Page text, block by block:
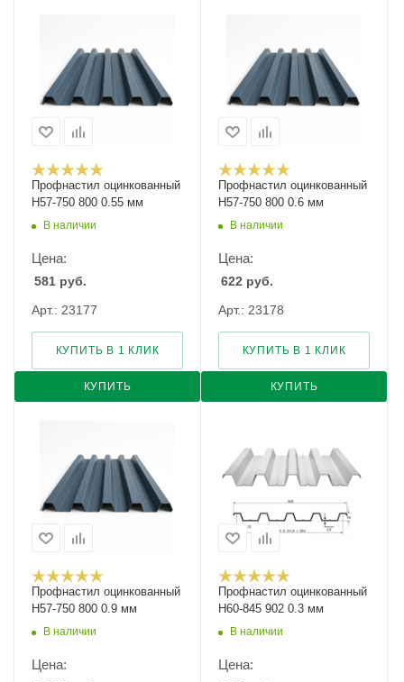
Профнастил оцинкованный
Н57-750 800 0.55 мм
В наличии
Цена:
581 руб.
Арт.: 23177
КУПИТЬ
КУПИТЬ В 1 КЛИК
Профнастил оцинкованный
Н57-750 800 0.6 мм
В наличии
Цена:
622 руб.
Арт.: 23178
КУПИТЬ
КУПИТЬ В 1 КЛИК
Профнастил оцинкованный
Н57-750 800 0.9 мм
В наличии
Цена:
Профнастил оцинкованный
Н60-845 902 0.3 мм
В наличии
Цена: